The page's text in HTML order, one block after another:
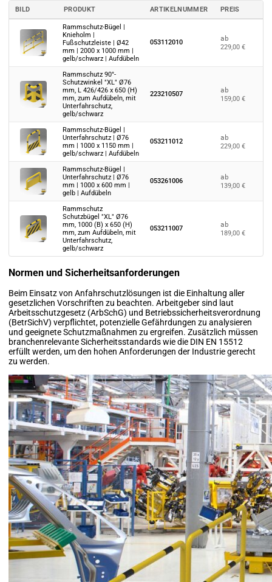
BILD PRODUKT ARTIKELNUMMER PREIS
Rammschutz-Bügel |
Knieholm |
Fußschutzleiste | Ø42
mm | 2000 x 1000 mm |
gelb/schwarz | Aufdübeln
053112010
ab
229,00 €
Rammschutz 90°-
Schutzwinkel "XL" Ø76
mm, L 426/426 x 650 (H)
mm, zum Aufdübeln, mit
Unterfahrschutz,
gelb/schwarz
223210507
ab
159,00 €
Rammschutz-Bügel |
Unterfahrschutz | Ø76
mm | 1000 x 1150 mm |
gelb/schwarz | Aufdübeln
053211012
ab
229,00 €
Rammschutz-Bügel |
Unterfahrschutz | Ø76
mm | 1000 x 600 mm |
gelb | Aufdübeln
053261006
ab
139,00 €
Rammschutz
Schutzbügel "XL" Ø76
mm, 1000 (B) x 650 (H)
mm, zum Aufdübeln, mit
Unterfahrschutz,
gelb/schwarz
053211007
ab
189,00 €
Normen und Sicherheitsanforderungen
Beim Einsatz von Anfahrschutzlösungen ist die Einhaltung aller
gesetzlichen Vorschriften zu beachten. Arbeitgeber sind laut
Arbeitsschutzgesetz (ArbSchG) und Betriebssicherheitsverordnung
(BetrSichV) verpflichtet, potenzielle Gefährdungen zu analysieren
und geeignete Schutzmaßnahmen zu ergreifen. Zusätzlich müssen
branchenrelevante Sicherheitsstandards wie die DIN EN 15512
erfüllt werden, um den hohen Anforderungen der Industrie gerecht
zu werden.